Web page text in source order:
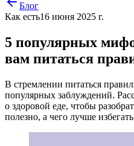
Блог
Как есть16 июня 2025 г.
5 популярных
вам питаться
В стремлении питаться
популярных заблуждений.
о здоровой еде, чтобы
полезно, а чего лучше